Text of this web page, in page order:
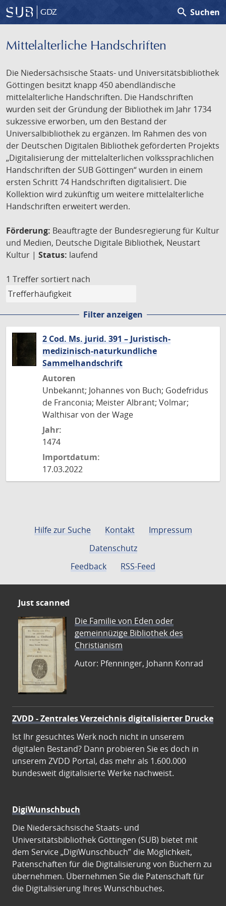
GDZ search Suchen
Mittelalterliche Handschriften
Die Niedersächsische Staats- und Universitätsbibliothek
Göttingen besitzt knapp 450 abendländische
mittelalterliche Handschriften. Die Handschriften
wurden seit der Gründung der Bibliothek im Jahr 1734
sukzessive erworben, um den Bestand der
Universalbibliothek zu ergänzen. Im Rahmen des von
der Deutschen Digitalen Bibliothek geförderten Projekts
„Digitalisierung der mittelalterlichen volkssprachlichen
Handschriften der SUB Göttingen“ wurden in einem
ersten Schritt 74 Handschriften digitalisiert. Die
Kollektion wird zukünftig um weitere mittelalterliche
Handschriften erweitert werden.
Förderung: Beauftragte der Bundesregierung für Kultur
und Medien, Deutsche Digitale Bibliothek, Neustart
Kultur | Status: laufend
1 Treffer sortiert nach
Filter anzeigen
2 Cod. Ms. jurid. 391 – Juristisch-
medizinisch-naturkundliche
Sammelhandschrift
Autoren
Unbekannt; Johannes von Buch; Godefridus
de Franconia; Meister Albrant; Volmar;
Walthisar von der Wage
Jahr:
1474
Importdatum:
17.03.2022
Hilfe zur Suche Kontakt
Impressum
Datenschutz
Feedback
RSS-Feed
Just scanned
Die Familie von Eden oder
gemeinnüzige Bibliothek des
Christianism
Autor: Pfenninger, Johann Konrad
ZVDD - Zentrales Verzeichnis digitalisierter Drucke
Ist Ihr gesuchtes Werk noch nicht in unserem
digitalen Bestand? Dann probieren Sie es doch in
unserem ZVDD Portal, das mehr als 1.600.000
bundesweit digitalisierte Werke nachweist.
DigiWunschbuch
Die Niedersächsische Staats- und
Universitätsbibliothek Göttingen (SUB) bietet mit
dem Service „DigiWunschbuch” die Möglichkeit,
Patenschaften für die Digitalisierung von Büchern zu
übernehmen. Übernehmen Sie die Patenschaft für
die Digitalisierung Ihres Wunschbuches.